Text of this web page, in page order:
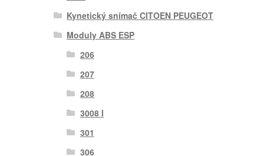
Kynetický snímač CITOEN PEUGEOT
Moduly ABS ESP
206
207
208
3008 I
301
306